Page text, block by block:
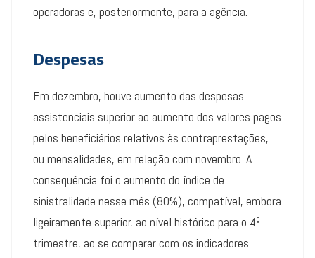
operadoras e, posteriormente, para a agência.
Despesas
Em dezembro, houve aumento das despesas
assistenciais superior ao aumento dos valores pagos
pelos beneficiários relativos às contraprestações,
ou mensalidades, em relação com novembro. A
consequência foi o aumento do índice de
sinistralidade nesse mês (80%), compatível, embora
ligeiramente superior, ao nível histórico para o 4º
trimestre, ao se comparar com os indicadores